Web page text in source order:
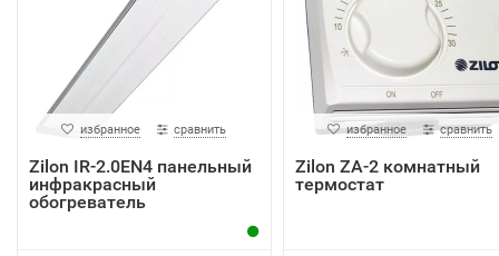
избранное сравнить
Zilon IR-2.0EN4 панельный
инфракрасный
обогреватель
избранное сравнить
Zilon ZA-2 комнатный
термостат